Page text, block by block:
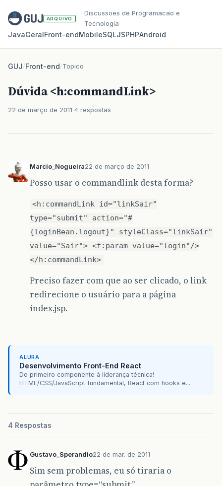
ARQUIVO
Discussoes de Programacao e
Tecnologia
JavaGeralFront‑endMobileSQLJSPHPAndroid
GUJ/Front-end/Topico
Dúvida <h:commandLink>
22 de março de 2011 4 respostas
Marcio_Nogueira22 de março de 2011
Posso usar o commandlink desta forma?
<h:commandLink id="linkSair"
type="submit" action="#
{loginBean.logout}" styleClass="linkSair"
value="Sair"> <f:param value="login"/>
</h:commandLink>
Preciso fazer com que ao ser clicado, o link
redirecione o usuário para a página
index.jsp.
ALURA
Desenvolvimento Front-End React
Do primeiro componente à liderança técnica!
HTML/CSS/JavaScript fundamental, React com hooks e...
4 Respostas
Gustavo_Sperandio22 de mar. de 2011
Sim sem problemas, eu só tiraria o